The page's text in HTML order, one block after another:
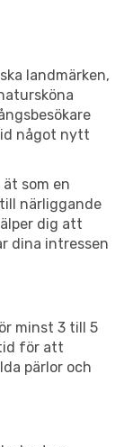
landmärken,
något nytt
som en
närliggande
dig att
dina intressen
minst 3 till 5
för att
pärlor och